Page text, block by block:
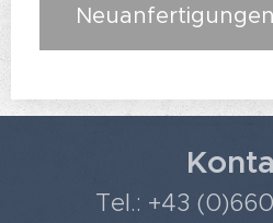
Tel.: +43